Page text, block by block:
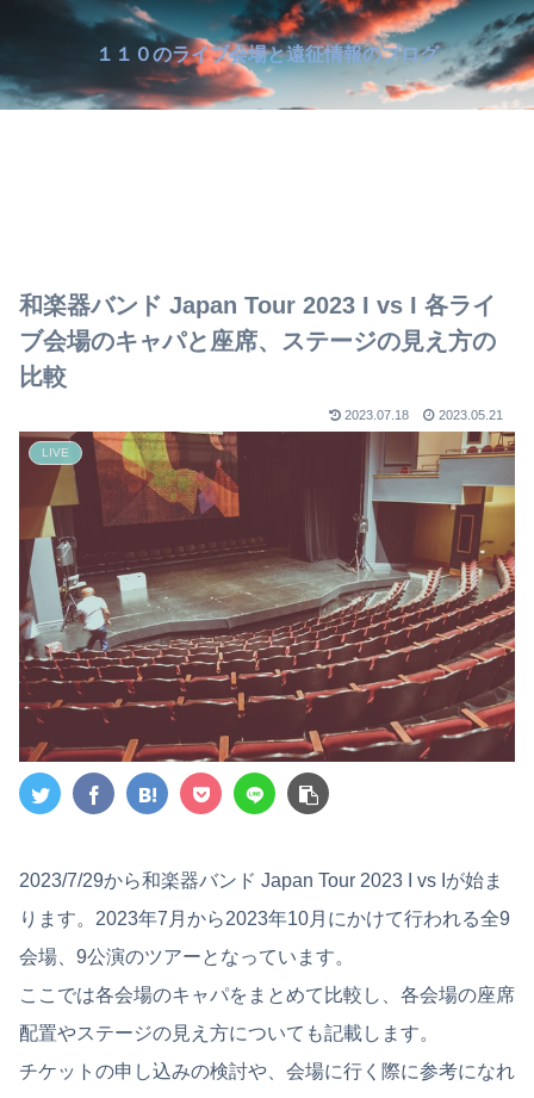
１１０のライブ会場と遠征情報のブログ
和楽器バンド Japan Tour 2023 I vs I 各ライ
ブ会場のキャパと座席、ステージの見え方の
比較
2023.07.18 2023.05.21
LIVE
2023/7/29から和楽器バンド Japan Tour 2023 I vs Iが始ま
ります。2023年7月から2023年10月にかけて行われる全9
会場、9公演のツアーとなっています。
ここでは各会場のキャパをまとめて比較し、各会場の座席
配置やステージの見え方についても記載します。
チケットの申し込みの検討や、会場に行く際に参考になれ